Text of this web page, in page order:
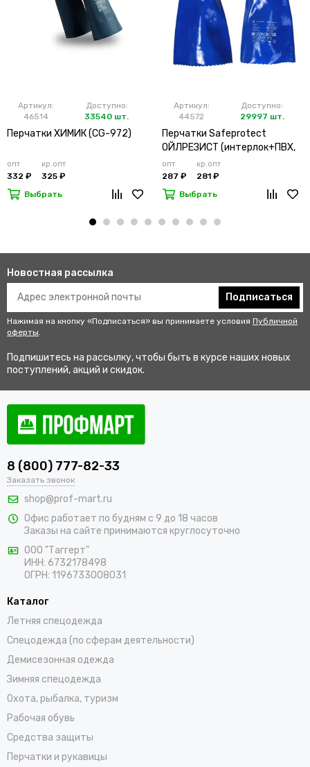
Артикул:
46514
Доступно:
33540 шт.
Перчатки ХИМИК (CG-972)
опт
332 ₽
кр.опт
325 ₽
Выбрать
Артикул:
44572
Доступно:
29997 шт.
Перчатки Safeprotect
ОЙЛРЕЗИСТ (интерлок+ПВХ,
дл.35см)
опт
287 ₽
кр.опт
281 ₽
Выбрать
Новостная рассылка
Подписаться
Нажимая на кнопку «Подписаться» вы принимаете условия Публичной
оферты.
Подпишитесь на рассылку, чтобы быть в курсе наших новых
поступлений, акций и скидок.
8 (800) 777-82-33
Заказать звонок
shop@prof-mart.ru
Офис работает по будням с 9 до 18 часов
Заказы на сайте принимаются круглосуточно
ООО "Таггерт"
ИНН: 6732178498
ОГРН: 1196733008031
Каталог
Летняя спецодежда
Спецодежда (по сферам деятельности)
Демисезонная одежда
Зимняя спецодежда
Охота, рыбалка, туризм
Рабочая обувь
Средства защиты
Перчатки и рукавицы